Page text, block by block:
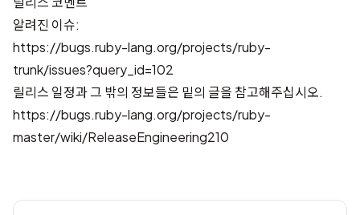
알려진 이슈:
https://bugs.ruby-lang.org/projects/ruby-
trunk/issues?query_id=102
릴리스 일정과 그 밖의 정보들은 밑의 글을 참고해주십시오.
https://bugs.ruby-lang.org/projects/ruby-
master/wiki/ReleaseEngineering210